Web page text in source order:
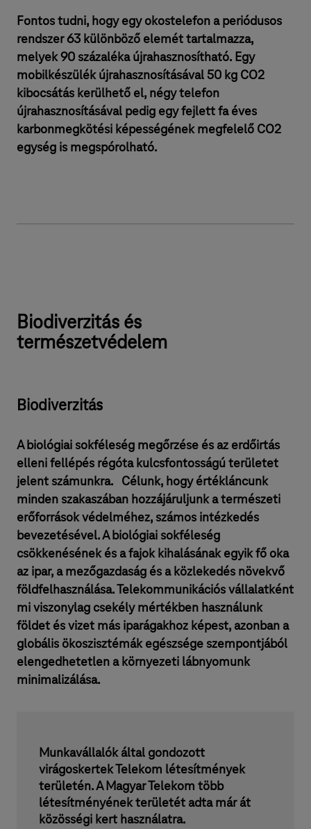
Fontos tudni, hogy egy okostelefon a periódusos
rendszer 63 különböző elemét tartalmazza,
melyek 90 százaléka újrahasznosítható. Egy
mobilkészülék újrahasznosításával 50 kg CO2
kibocsátás kerülhető el, négy telefon
újrahasznosításával pedig egy fejlett fa éves
karbonmegkötési képességének megfelelő CO2
egység is megspórolható.
Biodiverzitás és
természetvédelem
Biodiverzitás
⁣A biológiai sokféleség megőrzése és az erdőirtás
elleni fellépés régóta kulcsfontosságú területet
jelent számunkra. Célunk, hogy értékláncunk
minden szakaszában hozzájáruljunk a természeti
erőforrások védelméhez, számos intézkedés
bevezetésével. A biológiai sokféleség
csökkenésének és a fajok kihalásának egyik fő oka
az ipar, a mezőgazdaság és a közlekedés növekvő
földfelhasználása. Telekommunikációs vállalatként
mi viszonylag csekély mértékben használunk
földet és vizet más iparágakhoz képest, azonban a
globális ökoszisztémák egészsége szempontjából
elengedhetetlen a környezeti lábnyomunk
minimalizálása.
Munkavállalók által gondozott
virágoskertek Telekom létesítmények
területén. A Magyar Telekom több
létesítményének területét adta már át
közösségi kert használatra.